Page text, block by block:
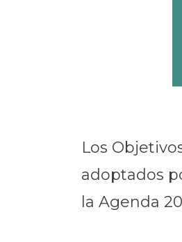
Los
adoptados
la Agenda